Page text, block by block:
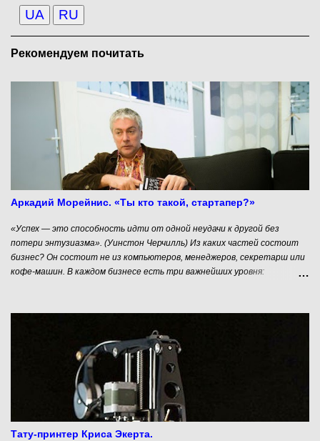
н
т
и
UA RU
Рекомендуем почитать
Аркадий Морейнис. «Ты кто такой, стартапер?»
«Успех — это способность идти от одной неудачи к другой без
потери энтузиазма». (Уинстон Черчилль) Из каких частей состоит
бизнес? Он состоит не из компьютеров, менеджеров, секретарш или
кофе-машин. В каждом бизнесе есть три важнейших уровня:
бизнес; Продукты - их может быть несколько, они реализуются
основателями в рамках общей идеи. Продукты - это видимая часть
айсберга, то практическое, что приносит деньги в бизнес, живущий
идеей и подкармливаемый идеологически и денежно основателями.
Поэтому на вопрос «С чего начинается бизнес?» мы можем с
уверенностью ответить — с человека, с его основателя. Давайте
попробуем понять, кто же такой этот самый основатель, какими
качествами и ресурсами он должен обладать, чтобы хотя бы
попытаться добиться успеха.
Тату-принтер Криса Экерта.